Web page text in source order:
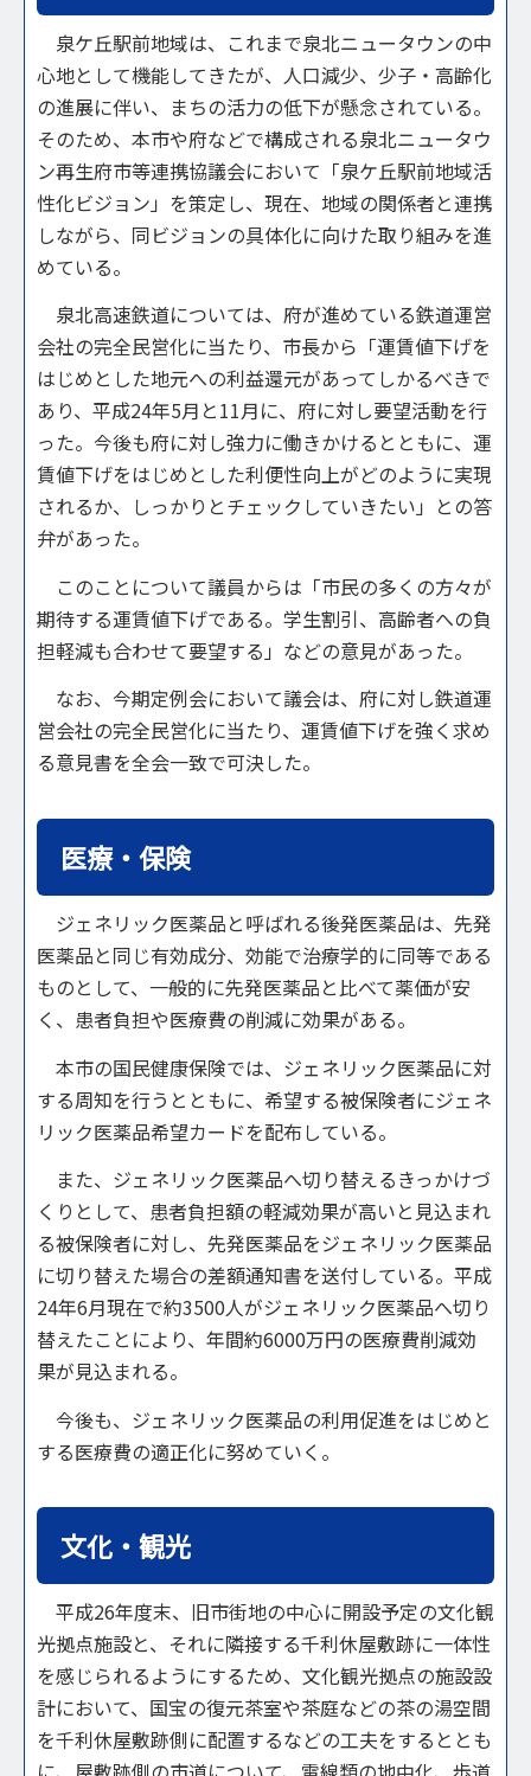
泉ケ丘駅前地域は、これまで泉北ニュータウンの中
心地として機能してきたが、人口減少、少子・高齢化
の進展に伴い、まちの活力の低下が懸念されている。
そのため、本市や府などで構成される泉北ニュータウ
ン再生府市等連携協議会において「泉ケ丘駅前地域活
性化ビジョン」を策定し、現在、地域の関係者と連携
しながら、同ビジョンの具体化に向けた取り組みを進
めている。
泉北高速鉄道については、府が進めている鉄道運営
会社の完全民営化に当たり、市長から「運賃値下げを
はじめとした地元への利益還元があってしかるべきで
あり、平成24年5月と11月に、府に対し要望活動を行
った。今後も府に対し強力に働きかけるとともに、運
賃値下げをはじめとした利便性向上がどのように実現
されるか、しっかりとチェックしていきたい」との答
弁があった。
このことについて議員からは「市民の多くの方々が
期待する運賃値下げである。学生割引、高齢者への負
担軽減も合わせて要望する」などの意見があった。
なお、今期定例会において議会は、府に対し鉄道運
営会社の完全民営化に当たり、運賃値下げを強く求め
る意見書を全会一致で可決した。
医療・保険
ジェネリック医薬品と呼ばれる後発医薬品は、先発
医薬品と同じ有効成分、効能で治療学的に同等である
ものとして、一般的に先発医薬品と比べて薬価が安
く、患者負担や医療費の削減に効果がある。
本市の国民健康保険では、ジェネリック医薬品に対
する周知を行うとともに、希望する被保険者にジェネ
リック医薬品希望カードを配布している。
また、ジェネリック医薬品へ切り替えるきっかけづ
くりとして、患者負担額の軽減効果が高いと見込まれ
る被保険者に対し、先発医薬品をジェネリック医薬品
に切り替えた場合の差額通知書を送付している。平成
24年6月現在で約3500人がジェネリック医薬品へ切り
替えたことにより、年間約6000万円の医療費削減効
果が見込まれる。
今後も、ジェネリック医薬品の利用促進をはじめと
する医療費の適正化に努めていく。
文化・観光
平成26年度末、旧市街地の中心に開設予定の文化観
光拠点施設と、それに隣接する千利休屋敷跡に一体性
を感じられるようにするため、文化観光拠点の施設設
計において、国宝の復元茶室や茶庭などの茶の湯空間
を千利休屋敷跡側に配置するなどの工夫をするととも